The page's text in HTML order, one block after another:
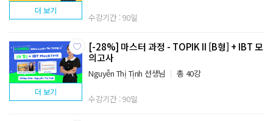
수강기간 : 90일
더 보기
[-28%] 마스터 과정 - TOPIK II [B형] + IBT 모
의고사
Nguyễn Thị Tịnh 선생님 총 40강
수강기간 : 90일
더 보기